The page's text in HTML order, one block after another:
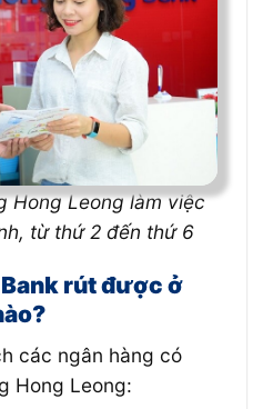
Hong Leong làm việc
từ thứ 2 đến thứ 6
rút được ở
các ngân hàng có
Hong Leong: